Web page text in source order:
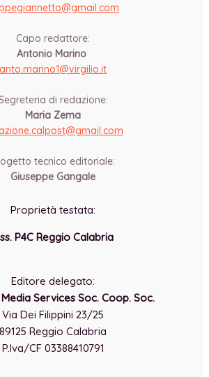
Capo redattore:
Antonio Marino
anto.marino1@virgilio.it
di redazione:
Maria Zema
gmail.com
tecnico editoriale:
Giuseppe Gangale
Proprietà testata:
P4C Reggio Calabria
Editore delegato:
Services Soc. Coop. Soc.
Via Dei Filippini 23/25
89125 Reggio Calabria
P.Iva/CF 03388410791